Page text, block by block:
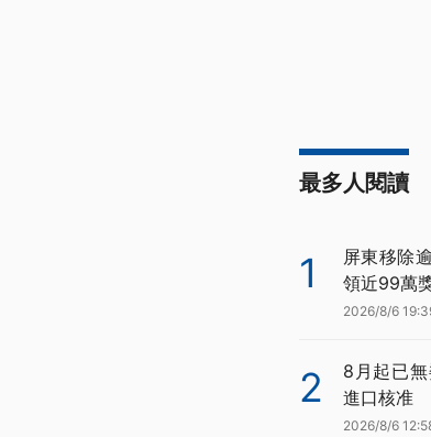
最多人閱讀
1
屏東移除
領近99萬
2026/8/6
2
8月起已
進口核准
2026/8/6